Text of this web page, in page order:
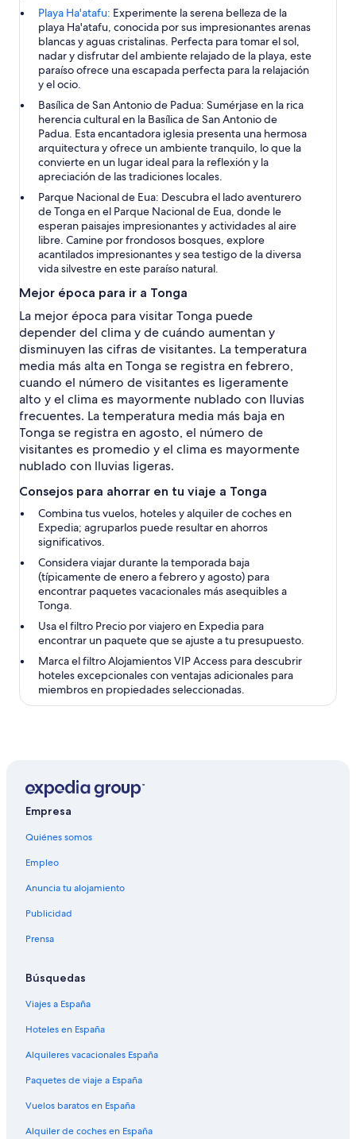
Playa Ha'atafu: Experimente la serena belleza de la
playa Ha'atafu, conocida por sus impresionantes arenas
blancas y aguas cristalinas. Perfecta para tomar el sol,
nadar y disfrutar del ambiente relajado de la playa, este
paraíso ofrece una escapada perfecta para la relajación
y el ocio.
Basílica de San Antonio de Padua: Sumérjase en la rica
herencia cultural en la Basílica de San Antonio de
Padua. Esta encantadora iglesia presenta una hermosa
arquitectura y ofrece un ambiente tranquilo, lo que la
convierte en un lugar ideal para la reflexión y la
apreciación de las tradiciones locales.
Parque Nacional de Eua: Descubra el lado aventurero
de Tonga en el Parque Nacional de Eua, donde le
esperan paisajes impresionantes y actividades al aire
libre. Camine por frondosos bosques, explore
acantilados impresionantes y sea testigo de la diversa
vida silvestre en este paraíso natural.
Mejor época para ir a Tonga
La mejor época para visitar Tonga puede
depender del clima y de cuándo aumentan y
disminuyen las cifras de visitantes. La temperatura
media más alta en Tonga se registra en febrero,
cuando el número de visitantes es ligeramente
alto y el clima es mayormente nublado con lluvias
frecuentes. La temperatura media más baja en
Tonga se registra en agosto, el número de
visitantes es promedio y el clima es mayormente
nublado con lluvias ligeras.
Consejos para ahorrar en tu viaje a Tonga
Combina tus vuelos, hoteles y alquiler de coches en
Expedia; agruparlos puede resultar en ahorros
significativos.
Considera viajar durante la temporada baja
(típicamente de enero a febrero y agosto) para
encontrar paquetes vacacionales más asequibles a
Tonga.
Usa el filtro Precio por viajero en Expedia para
encontrar un paquete que se ajuste a tu presupuesto.
Marca el filtro Alojamientos VIP Access para descubrir
hoteles excepcionales con ventajas adicionales para
miembros en propiedades seleccionadas.
Empresa
Quiénes somos
Empleo
Anuncia tu alojamiento
Publicidad
Prensa
Búsquedas
Viajes a España
Hoteles en España
Alquileres vacacionales España
Paquetes de viaje a España
Vuelos baratos en España
Alquiler de coches en España